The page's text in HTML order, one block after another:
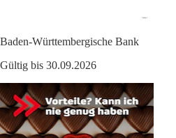
Baden-Württembergische Bank
Gültig bis 30.09.2026